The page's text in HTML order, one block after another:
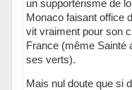
un supportérisme de
Monaco faisant office
vit vraiment pour son
France (même Sainté
ses verts).
Mais nul doute que si